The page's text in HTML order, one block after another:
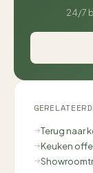
24/7
Terug naar
Keuken